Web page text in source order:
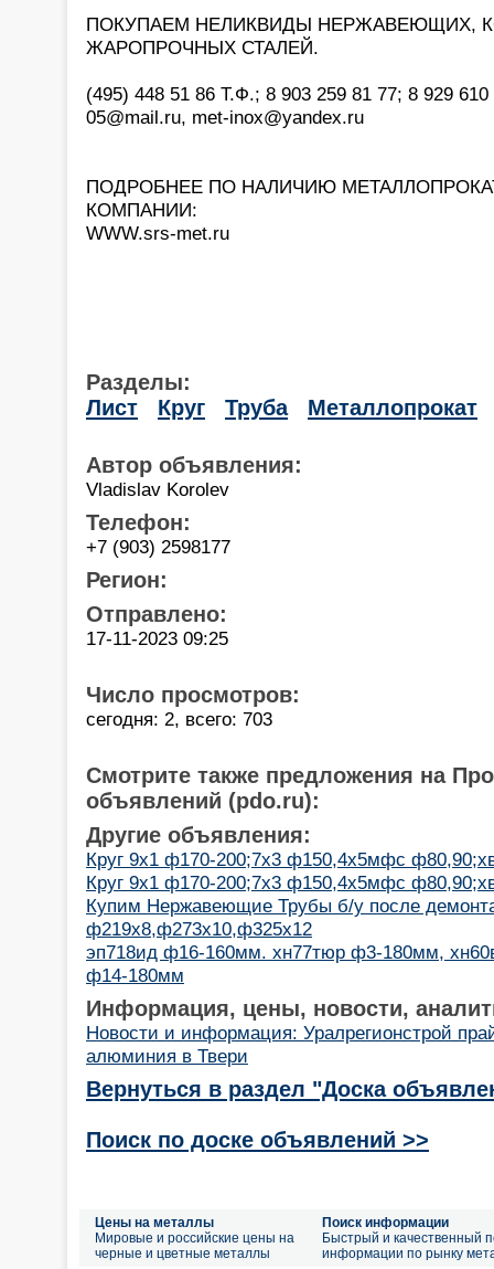
ПОКУПАЕМ НЕЛИКВИДЫ НЕРЖАВЕЮЩИХ,
ЖАРОПРОЧНЫХ СТАЛЕЙ.
(495) 448 51 86 Т.Ф.; 8 903 259 81 77; 8 929
05@mail.ru, met-inox@yandex.ru
ПОДРОБНЕЕ ПО НАЛИЧИЮ
КОМПАНИИ:
WWW.srs-met.ru
Разделы:
Лист
Круг Труба Металлопрокат
Автор объявления:
Vladislav Korolev
Телефон:
+7 (903) 2598177
Регион:
Отправлено:
17-11-2023 09:25
Число просмотров:
сегодня: 2, всего: 703
Смотрите также предложения на
объявлений (pdo.ru):
Другие объявления:
Круг 9х1 ф170-200;7х3 ф150,4х5мфс
Круг 9х1 ф170-200;7х3 ф150,4х5мфс
Купим Нержавеющие Трубы б/у после
ф219х8,ф273х10,ф325х12
эп718ид ф16-160мм. хн77тюр ф3-180мм,
ф14-180мм
Информация, цены, новости,
Новости и информация: Уралрегионстрой
алюминия в Твери
Вернуться в раздел "Доска
Поиск по доске объявлений >>
Цены на металлы
Мировые и российские цены на
черные и цветные металлы
Поиск информации
Быстрый и качественный
информации по рынку